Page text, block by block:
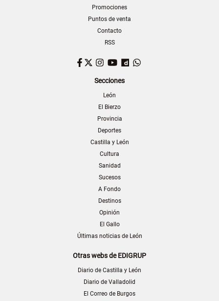
Promociones
Puntos de venta
Contacto
RSS
Facebook
TwitterInstagram
YouTubeDailymotion
Secciones
León
El Bierzo
Provincia
Deportes
Castilla y León
Cultura
Sanidad
Sucesos
A Fondo
Destinos
Opinión
El Gallo
Últimas noticias de León
Otras webs de EDIGRUP
Diario de Castilla y León
Diario de Valladolid
El Correo de Burgos